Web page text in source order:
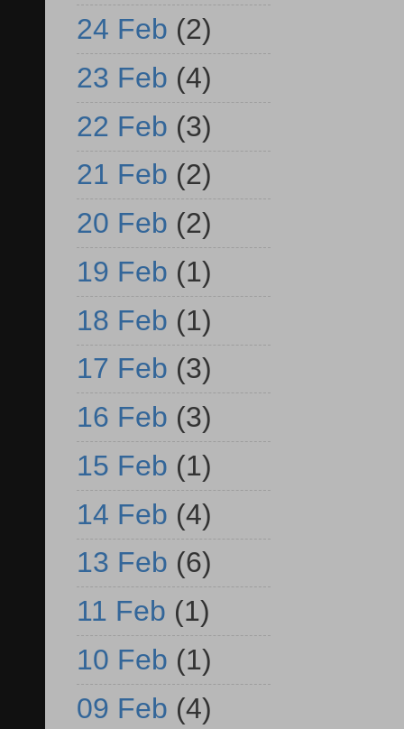
24 Feb (2)
23 Feb (4)
22 Feb (3)
21 Feb (2)
20 Feb (2)
19 Feb (1)
18 Feb (1)
17 Feb (3)
16 Feb (3)
15 Feb (1)
14 Feb (4)
13 Feb (6)
11 Feb (1)
10 Feb (1)
09 Feb (4)